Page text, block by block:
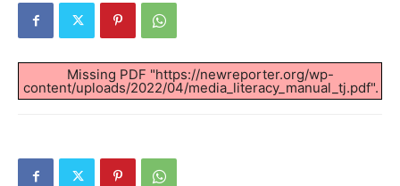
Missing PDF "https://newreporter.org/wp-
content/uploads/2022/04/media_literacy_manual_tj.pdf".